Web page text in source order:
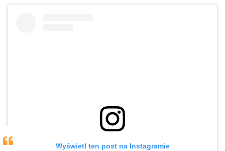
Wyświetl ten post na Instagramie